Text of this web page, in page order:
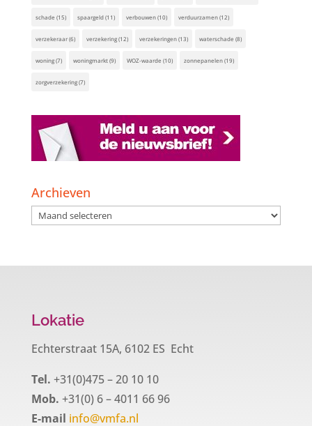
schade (15) spaargeld(11) verbouwen(10) verduurzamen(12)
verzekeraar(6) verzekering(12) verzekeringen(13) waterschade (8)
woning(7) woningmarkt(9) WOZ-waarde (10) zonnepanelen(19)
zorgverzekering(7)
Archieven
Archieven
Lokatie
Echterstraat 15A, 6102 ES Echt
Tel. +31(0)475 – 20 10 10
Mob. +31(0) 6 – 4011 66 96
E-mail info@vmfa.nl